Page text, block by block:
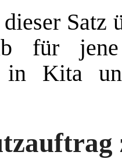
Satz
für
in Kita